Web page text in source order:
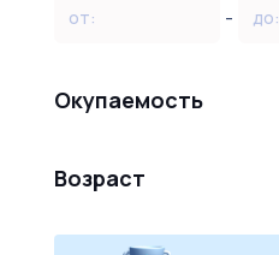
от: - до:
Окупаемость
Возраст